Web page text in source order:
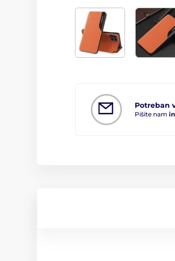
Potreban
Pišite nam